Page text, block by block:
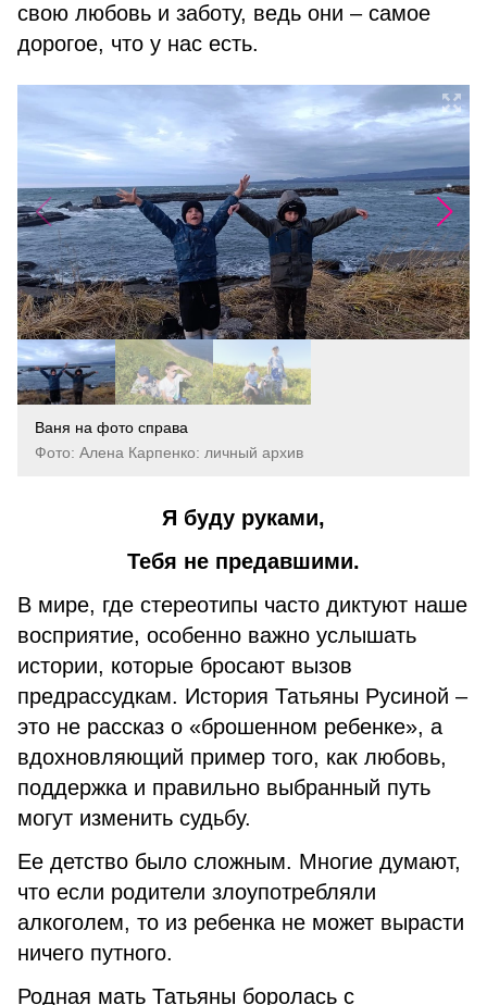
свою любовь и заботу, ведь они – самое
дорогое, что у нас есть.
Ваня на фото справа
Фото: Алена Карпенко: личный архив
Я буду руками,
Тебя не предавшими.
В мире, где стереотипы часто диктуют наше
восприятие, особенно важно услышать
истории, которые бросают вызов
предрассудкам. История Татьяны Русиной –
это не рассказ о «брошенном ребенке», а
вдохновляющий пример того, как любовь,
поддержка и правильно выбранный путь
могут изменить судьбу.
Ее детство было сложным. Многие думают,
что если родители злоупотребляли
алкоголем, то из ребенка не может вырасти
ничего путного.
Родная мать Татьяны боролась с